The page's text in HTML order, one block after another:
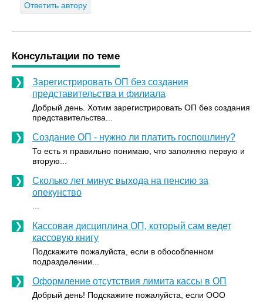
Ответить автору
Консультации по теме
Зарегистрировать ОП без создания
представительства и филиала
Добрый день. Хотим зарегистрировать ОП без создания
представительства...
Создание ОП - нужно ли платить госпошлину?
То есть я правильно понимаю, что заполняю первую и
вторую...
Сколько лет минус выхода на пенсию за
опекунство
Кассовая дисциплина ОП, который сам ведет
кассовую книгу
Подскажите пожалуйста, если в обособленном
подразделении...
Оформление отсутствия лимита кассы в ОП
Добрый день! Подскажите пожалуйста, если ООО